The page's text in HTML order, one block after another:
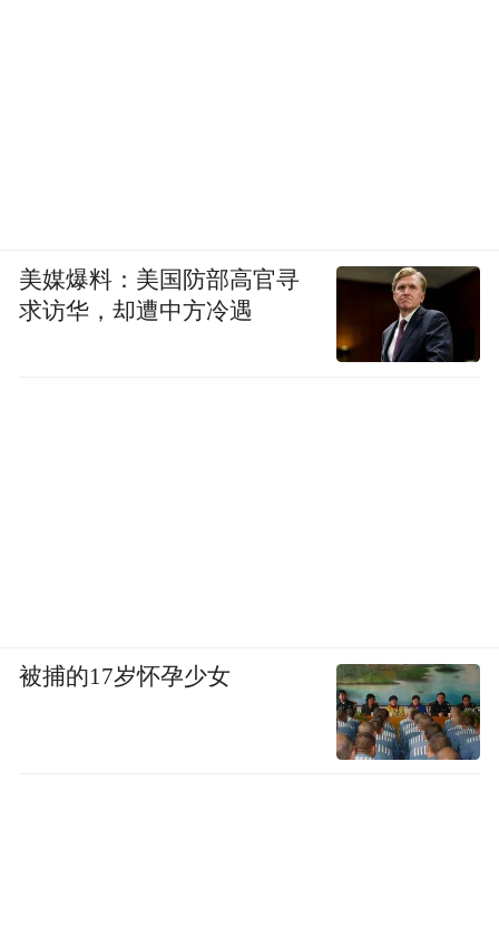
美媒爆料：美国防部高官寻
求访华，却遭中方冷遇
被捕的17岁怀孕少女